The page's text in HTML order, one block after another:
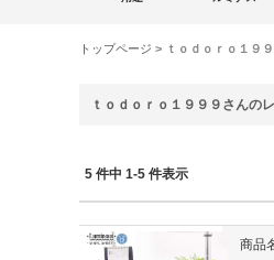
トップページ > ｔｏｄｏｒｏ１９
ｔｏｄｏｒｏ１９９９さんの
5 件中 1-5 件表示
商品